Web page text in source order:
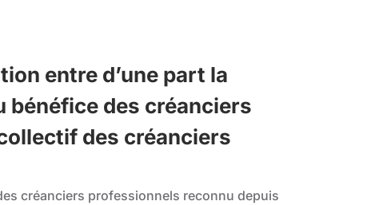
entre d’une part la
bénéfice des créanciers
des créanciers
créanciers professionnels reconnu depuis